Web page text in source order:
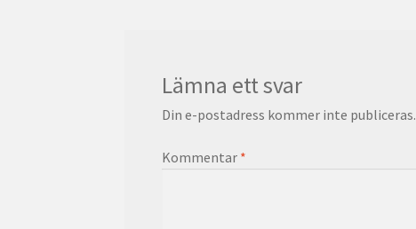
Lämna ett svar
Din e-postadress kommer inte publiceras.
Kommentar *